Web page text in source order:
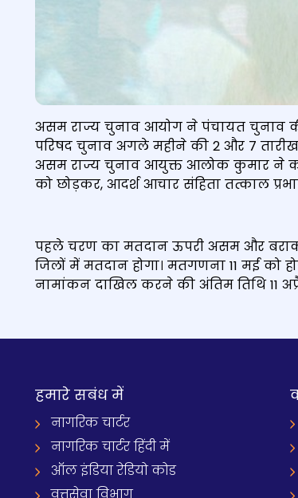
असम राज्य चुनाव आयोग ने पंचायत चुनाव
परिषद चुनाव अगले महीने की 2 और 7
असम राज्य चुनाव आयुक्त आलोक कुमार ने
को छोड़कर, आदर्श आचार संहिता तत्काल
पहले चरण का मतदान ऊपरी असम और
जिलों में मतदान होगा। मतगणना 11 मई को
नामांकन दाखिल करने की अंतिम तिथि 11
हमारे सबंध में
नागरिक चार्टर
नागरिक चार्टर हिंदी में
ऑल इंडिया रेडियो कोड